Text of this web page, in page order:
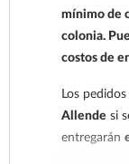
mínimo de
colonia.
costos de
Los
Allende si
entregarán